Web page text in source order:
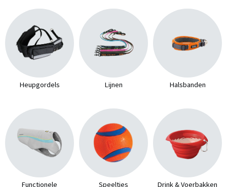
Heupgordels Lijnen Halsbanden
Functionele
Speeltjes Drink & Voerbakken